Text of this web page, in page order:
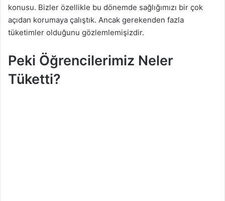
konusu. Bizler özellikle bu dönemde sağlığımızı bir çok
açıdan korumaya çalıştık. Ancak gerekenden fazla
tüketimler olduğunu gözlemlemişizdir.
Peki Öğrencilerimiz Neler
Tüketti?